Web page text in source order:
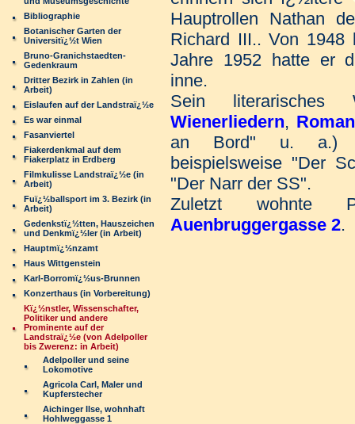
Bibliographie
Botanischer Garten der
Universitï¿½t Wien
Bruno-Granichstaedten-
Gedenkraum
Dritter Bezirk in Zahlen (in
Arbeit)
Eislaufen auf der Landstraï¿½e
Es war einmal
Fasanviertel
Fiakerdenkmal auf dem
Fiakerplatz in Erdberg
Filmkulisse Landstraï¿½e (in
Arbeit)
Fuï¿½ballsport im 3. Bezirk (in
Arbeit)
Gedenkstï¿½tten, Hauszeichen
und Denkmï¿½ler (in Arbeit)
Hauptmï¿½nzamt
Haus Wittgenstein
Karl-Borromï¿½us-Brunnen
Konzerthaus (in Vorbereitung)
Kï¿½nstler, Wissenschafter,
Politiker und andere
Prominente auf der
Landstraï¿½e (von Adelpoller
bis Zwerenz: in Arbeit)
Adelpoller und seine
Lokomotive
Agricola Carl, Maler und
Kupferstecher
Aichinger Ilse, wohnhaft
Hohlweggasse 1
Hauptrollen Nathan
Richard III.. Von 1948
Jahre 1952 hatte er
inne.
Sein
Wienerliedern,
an Bord" u.
beispielsweise "Der
"Der Narr der SS".
Zuletzt wohnte
Auenbruggergasse 2.